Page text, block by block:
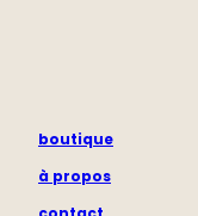
boutique
à propos